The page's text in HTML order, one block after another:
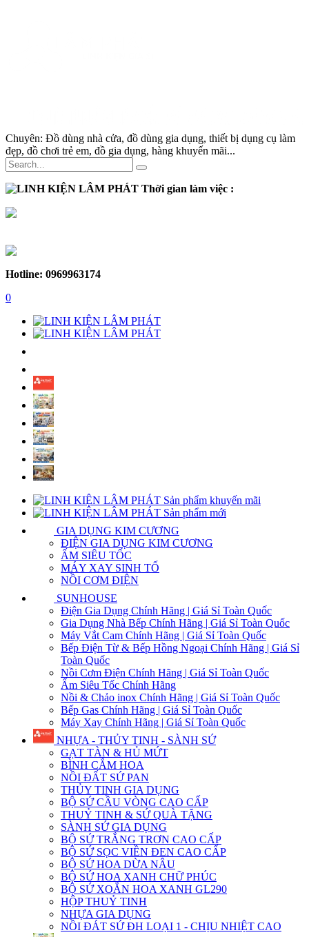
Chuyên: Đồ dùng nhà cửa, đồ dùng gia dụng, thiết bị dụng cụ làm
đẹp, đồ chơi trẻ em, đồ gia dụng, hàng khuyến mãi...
Thời gian làm việc :
Hotline: 0969963174
0
Sản phẩm khuyến mãi
Sản phẩm mới
GIA DỤNG KIM CƯƠNG
ĐIỆN GIA DỤNG KIM CƯƠNG
ẤM SIÊU TỐC
MÁY XAY SINH TỐ
NỒI CƠM ĐIỆN
SUNHOUSE
Điện Gia Dụng Chính Hãng | Giá Sỉ Toàn Quốc
Gia Dụng Nhà Bếp Chính Hãng | Giá Sỉ Toàn Quốc
Máy Vắt Cam Chính Hãng | Giá Sỉ Toàn Quốc
Bếp Điện Từ & Bếp Hồng Ngoại Chính Hãng | Giá Sỉ
Toàn Quốc
Nồi Cơm Điện Chính Hãng | Giá Sỉ Toàn Quốc
Ấm Siêu Tốc Chính Hãng
Nồi & Chảo inox Chính Hãng | Giá Sỉ Toàn Quốc
Bếp Gas Chính Hãng | Giá Sỉ Toàn Quốc
Máy Xay Chính Hãng | Giá Sỉ Toàn Quốc
NHỰA - THỦY TINH - SÀNH SỨ
GẠT TÀN & HỦ MỨT
BÌNH CẮM HOA
NỒI ĐẤT SỨ PAN
THỦY TINH GIA DỤNG
BỘ SỨ CẦU VÒNG CAO CẤP
THUỶ TINH & SỨ QUÀ TẶNG
SÀNH SỨ GIA DỤNG
BỘ SỨ TRẮNG TRƠN CAO CẤP
BỘ SỨ SỌC VIỀN ĐEN CAO CẤP
BỘ SỨ HOA DỪA NÂU
BỘ SỨ HOA XANH CHỮ PHÚC
BỘ SỨ XOẮN HOA XANH GL290
HỘP THUỶ TINH
NHỰA GIA DỤNG
NỒI ĐÁT SỨ ĐH LOẠI 1 - CHỊU NHIỆT CAO